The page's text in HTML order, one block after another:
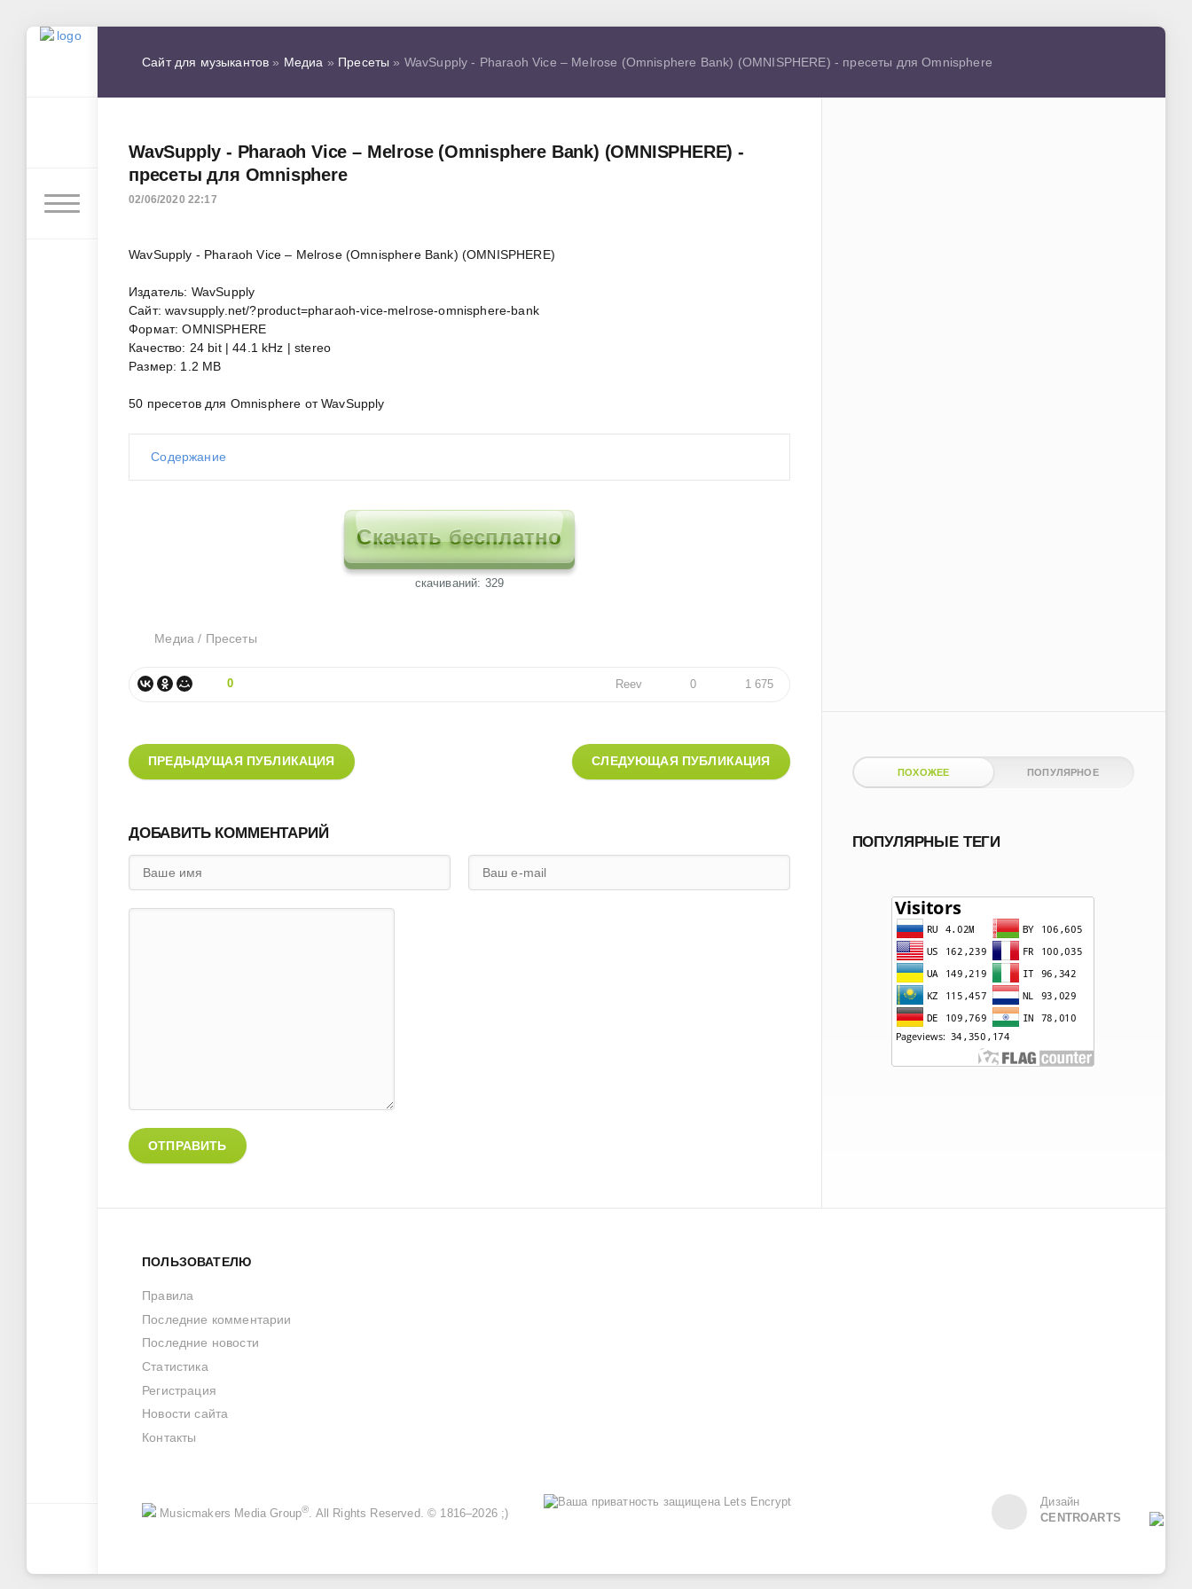
Сайт для музыкантов » Медиа » Пресеты » WavSupply - Pharaoh Vice – Melrose (Omnisphere Bank) (OMNISPHERE) - пресеты для Omnisphere
WavSupply - Pharaoh Vice – Melrose (Omnisphere Bank) (OMNISPHERE) -
пресеты для Omnisphere
02/06/2020 22:17
WavSupply - Pharaoh Vice – Melrose (Omnisphere Bank) (OMNISPHERE)
Издатель: WavSupply
Сайт: wavsupply.net/?product=pharaoh-vice-melrose-omnisphere-bank
Формат: OMNISPHERE
Качество: 24 bit | 44.1 kHz | stereo
Размер: 1.2 MB
50 пресетов для Omnisphere от WavSupply
Содержание
Скачать бесплатно
cкачиваний: 329
Медиа / Пресеты
0 Reev 0 1 675
ПРЕДЫДУЩАЯ ПУБЛИКАЦИЯ СЛЕДУЮЩАЯ ПУБЛИКАЦИЯ
ДОБАВИТЬ КОММЕНТАРИЙ
ОТПРАВИТЬ
ПОХОЖЕЕ ПОПУЛЯРНОЕ
ПОПУЛЯРНЫЕ ТЕГИ
ПОЛЬЗОВАТЕЛЮ
Правила
Последние комментарии
Последние новости
Статистика
Регистрация
Новости сайта
Контакты
Musicmakers Media Group® . All Rights Reserved. © 1816–2026 ;)
Дизайн
CENTROARTS